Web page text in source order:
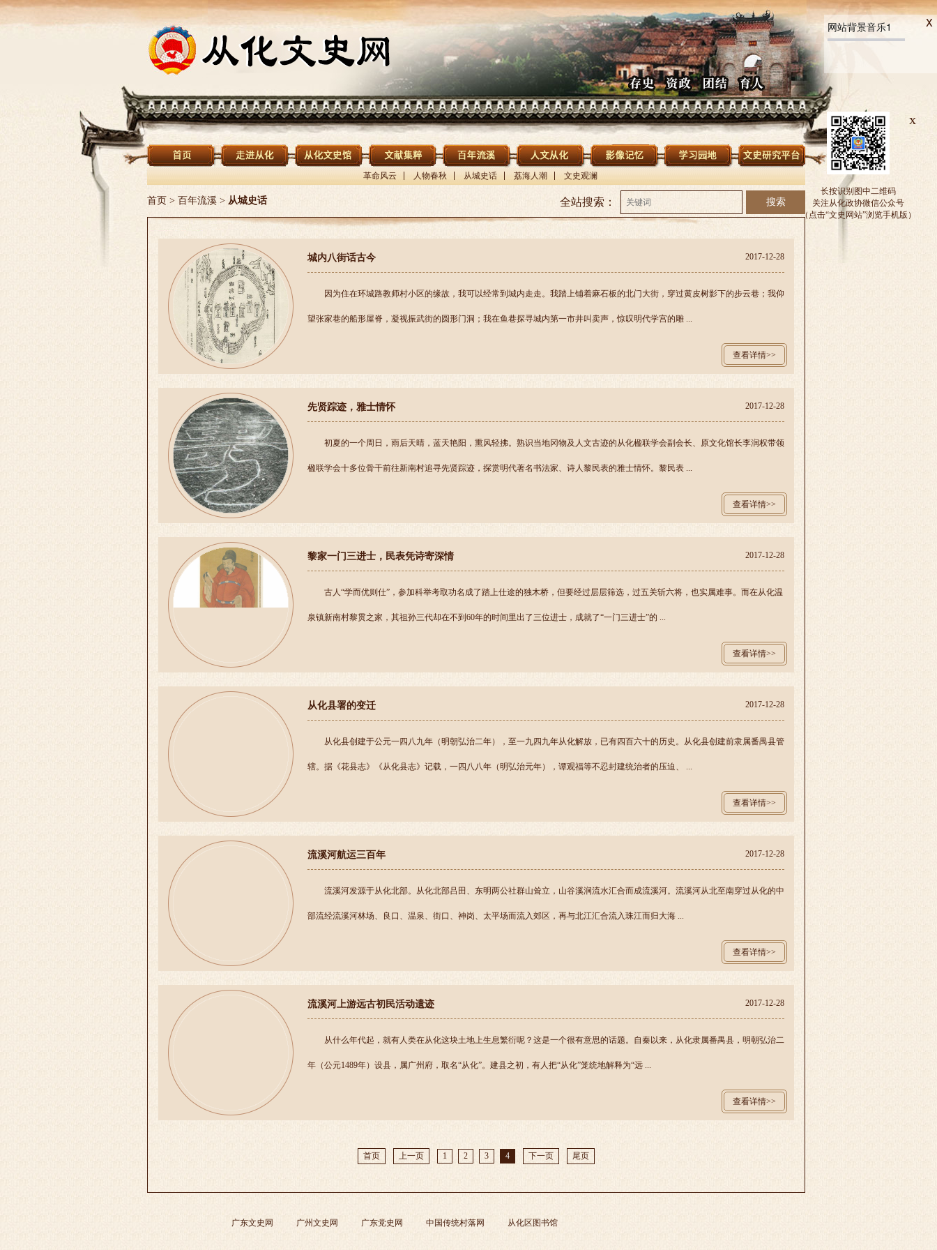
革命风云 人物春秋 从城史话 荔海人潮 文史观澜
全站搜索：
首页 > 百年流溪 > 从城史话
城内八街话古今 2017-12-28
因为住在环城路教师村小区的缘故，我可以经常到城内走走。我踏上铺着麻石板的北门大街，穿过黄皮树影下的步云巷；我仰
望张家巷的船形屋脊，凝视振武街的圆形门洞；我在鱼巷探寻城内第一市井叫卖声，惊叹明代学宫的雕 ...
查看详情>>
先贤踪迹，雅士情怀 2017-12-28
初夏的一个周日，雨后天晴，蓝天艳阳，熏风轻拂。熟识当地冈物及人文古迹的从化楹联学会副会长、原文化馆长李润权带领
楹联学会十多位骨干前往新南村追寻先贤踪迹，探赏明代著名书法家、诗人黎民表的雅士情怀。黎民表 ...
查看详情>>
黎家一门三进士，民表凭诗寄深情 2017-12-28
古人“学而优则仕”，参加科举考取功名成了踏上仕途的独木桥，但要经过层层筛选，过五关斩六将，也实属难事。而在从化温
泉镇新南村黎贯之家，其祖孙三代却在不到60年的时间里出了三位进士，成就了“一门三进士”的 ...
查看详情>>
从化县署的变迁 2017-12-28
从化县创建于公元一四八九年（明朝弘治二年），至一九四九年从化解放，已有四百六十的历史。从化县创建前隶属番禺县管
辖。据《花县志》《从化县志》记载，一四八八年（明弘治元年），谭观福等不忍封建统治者的压迫、 ...
查看详情>>
流溪河航运三百年 2017-12-28
流溪河发源于从化北部。从化北部吕田、东明两公社群山耸立，山谷溪涧流水汇合而成流溪河。流溪河从北至南穿过从化的中
部流经流溪河林场、良口、温泉、街口、神岗、太平场而流入郊区，再与北江汇合流入珠江而归大海 ...
查看详情>>
流溪河上游远古初民活动遗迹 2017-12-28
从什么年代起，就有人类在从化这块土地上生息繁衍呢？这是一个很有意思的话题。自秦以来，从化隶属番禺县，明朝弘治二
年（公元1489年）设县，属广州府，取名“从化”。建县之初，有人把“从化”笼统地解释为“远 ...
查看详情>>
首页 上一页 1 2 3 4 下一页 尾页
广东文史网 广州文史网 广东党史网 中国传统村落网 从化区图书馆
长按识别图中二维码
关注从化政协微信公众号
（点击“文史网站”浏览手机版）
x
网站背景音乐1 x